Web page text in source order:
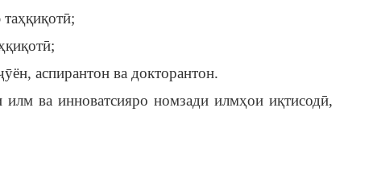
аспирантон ва докторантон.
ва инноватсияро номзади илмҳои иқтисодӣ,